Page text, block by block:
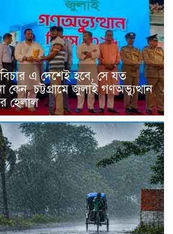
এ দেশেই হবে, সে যত
কেন, চট্টগ্রামে জুলাই গণঅভ্যুত্থান
হেলাল